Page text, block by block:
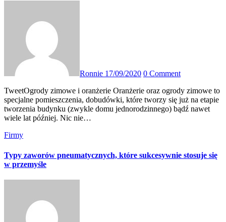
Ronnie 17/09/2020 0 Comment
TweetOgrody zimowe i oranżerie Oranżerie oraz ogrody zimowe to
specjalne pomieszczenia, dobudówki, które tworzy się już na etapie
tworzenia budynku (zwykle domu jednorodzinnego) bądź nawet
wiele lat później. Nic nie…
Firmy
Typy zaworów pneumatycznych, które sukcesywnie stosuje się
w przemyśle